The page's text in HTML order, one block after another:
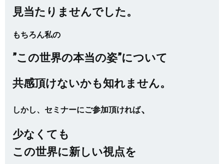
見当たりませんでした。
もちろん私の
”この世界の本当の姿”について
共感頂けないかも知れません。
しかし、セミナーにご参加頂ければ、
少なくても
この世界に新しい視点を